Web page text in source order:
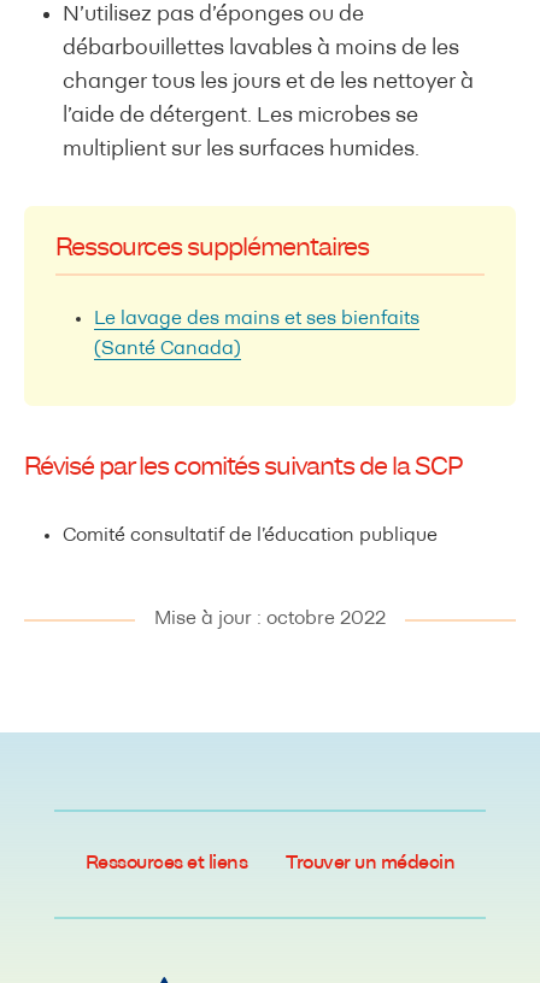
N’utilisez pas d’éponges ou de
débarbouillettes lavables à moins de les
changer tous les jours et de les nettoyer à
l’aide de détergent. Les microbes se
multiplient sur les surfaces humides.
Ressources supplémentaires
Le lavage des mains et ses bienfaits
(Santé Canada)
Révisé par les comités suivants de la SCP
Comité consultatif de l’éducation publique
Mise à jour : octobre 2022
Ressources et liens Trouver un médecin